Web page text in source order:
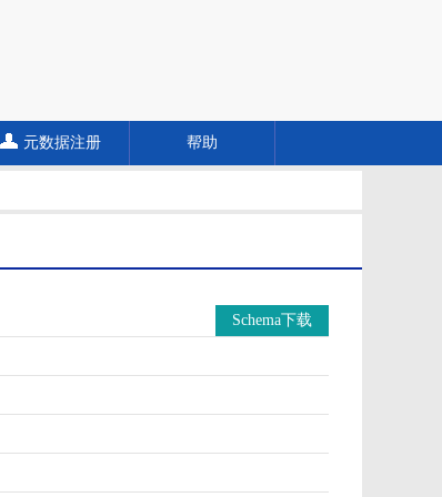
元数据注册 帮助
Schema下载